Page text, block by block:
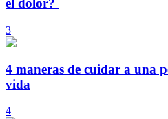
el dolor?
3
4 maneras de cuidar a una
vida
4